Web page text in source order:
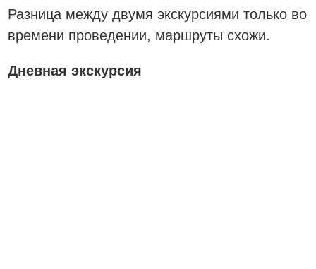
Разница между двумя экскурсиями только во
времени проведении, маршруты схожи.
Дневная экскурсия